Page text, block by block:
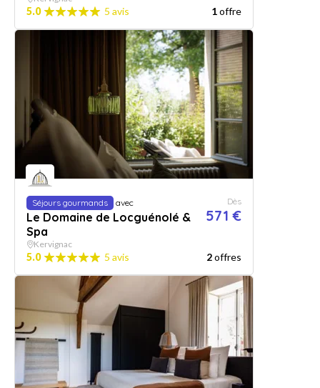
5.0 5 avis 1offre
Séjours gourmands avec
Le Domaine de Locguénolé &
Spa
Dès
571 €
Kervignac
5.0 5 avis 2offres